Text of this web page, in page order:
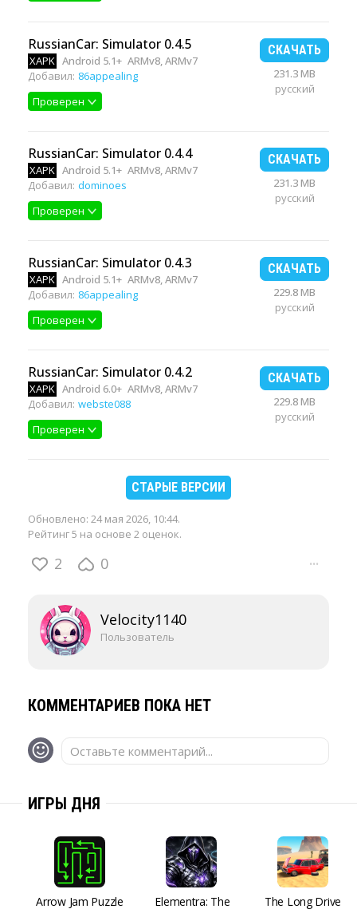
RussianCar: Simulator 0.4.5
XAPK Android 5.1+ ARMv8, ARMv7
Добавил: 86appealing
Проверен
СКАЧАТЬ
231.3 MB
русский
RussianCar: Simulator 0.4.4
XAPK Android 5.1+ ARMv8, ARMv7
Добавил: dominoes
Проверен
СКАЧАТЬ
231.3 MB
русский
RussianCar: Simulator 0.4.3
XAPK Android 5.1+ ARMv8, ARMv7
Добавил: 86appealing
Проверен
СКАЧАТЬ
229.8 MB
русский
RussianCar: Simulator 0.4.2
XAPK Android 6.0+ ARMv8, ARMv7
Добавил: webste088
Проверен
СКАЧАТЬ
229.8 MB
русский
СТАРЫЕ ВЕРСИИ
Обновлено: 24 мая 2026, 10:44.
Рейтинг 5 на основе 2 оценок.
2 0 ···
Velocity1140
Пользователь
КОММЕНТАРИЕВ ПОКА НЕТ
Оставьте комментарий...
ИГРЫ ДНЯ
Arrow Jam Puzzle
Elementra: The
The Long Drive